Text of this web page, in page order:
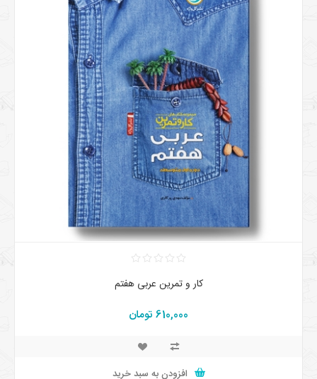
کار و تمرین عربی هفتم
610,000 تومان
افزودن به سبد خرید